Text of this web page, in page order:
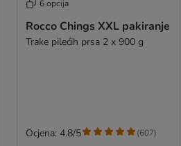
6 opcija
Rocco Chings XXL pakiranje
Trake pilećih prsa 2 x 900 g
Ocjena: 4.8/5 (607)